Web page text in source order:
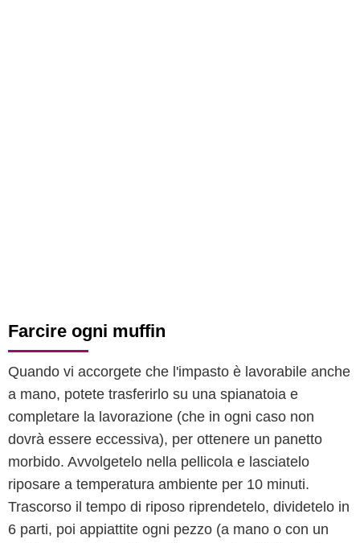
Farcire ogni muffin
Quando vi accorgete che l'impasto è lavorabile anche
a mano, potete trasferirlo su una spianatoia e
completare la lavorazione (che in ogni caso non
dovrà essere eccessiva), per ottenere un panetto
morbido. Avvolgetelo nella pellicola e lasciatelo
riposare a temperatura ambiente per 10 minuti.
Trascorso il tempo di riposo riprendetelo, dividetelo in
6 parti, poi appiattite ogni pezzo (a mano o con un